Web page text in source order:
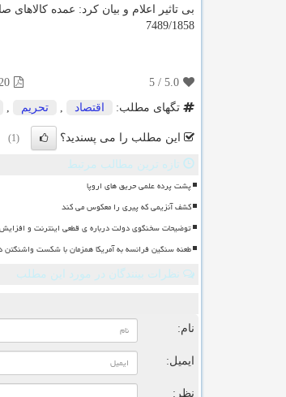
بی تاثیر اعلام و بیان كرد: عمده
7489/1858
5.0
/
5
تگهای مطلب:
اقتصاد تحریم
این مطلب را می پسندید؟ (1)
تازه ترین مطالب مرتبط
پشت پرده علمی حریق های اروپا
کشف آنزیمی که پیری را معکوس می کند
توضیحات سخنگوی دولت درباره ی قطعی اینترنت و
طعنه سنگین فرانسه به آمریکا همزمان با شکست واشنگتن
نظرات بینندگان در مورد این مطلب
نام:
ایمیل:
نظر: